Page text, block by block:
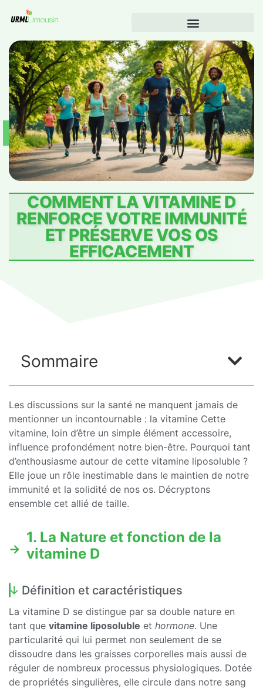
COMMENT LA VITAMINE D
RENFORCE VOTRE IMMUNITÉ
ET PRÉSERVE VOS OS
EFFICACEMENT
Sommaire
Les discussions sur la santé ne manquent jamais de
mentionner un incontournable : la vitamine Cette
vitamine, loin d’être un simple élément accessoire,
influence profondément notre bien-être. Pourquoi tant
d’enthousiasme autour de cette vitamine liposoluble ?
Elle joue un rôle inestimable dans le maintien de notre
immunité et la solidité de nos os. Décryptons
ensemble cet allié de taille.
1. La Nature et fonction de la
vitamine D
Définition et caractéristiques
La vitamine D se distingue par sa double nature en
tant que vitamine liposoluble et hormone. Une
particularité qui lui permet non seulement de se
dissoudre dans les graisses corporelles mais aussi de
réguler de nombreux processus physiologiques. Dotée
de propriétés singulières, elle circule dans notre sang